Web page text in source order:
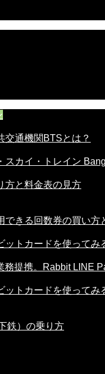
通機関BTSとは？
スカイ・トレイン
と料金表の見方
きる回数券の買い方
トカードを使ってみ
務提携。Rabbit LINE
トカードを使ってみ
鉄）の乗り方